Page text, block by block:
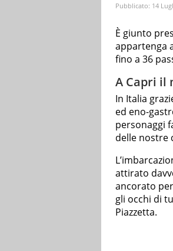
Pubblicato: 14
È giunto
appartenga
fino a 36
A Capri il
In Italia
ed eno-
personaggi
delle nostre
attirato
ancorato
gli occhi di
Piazzetta.